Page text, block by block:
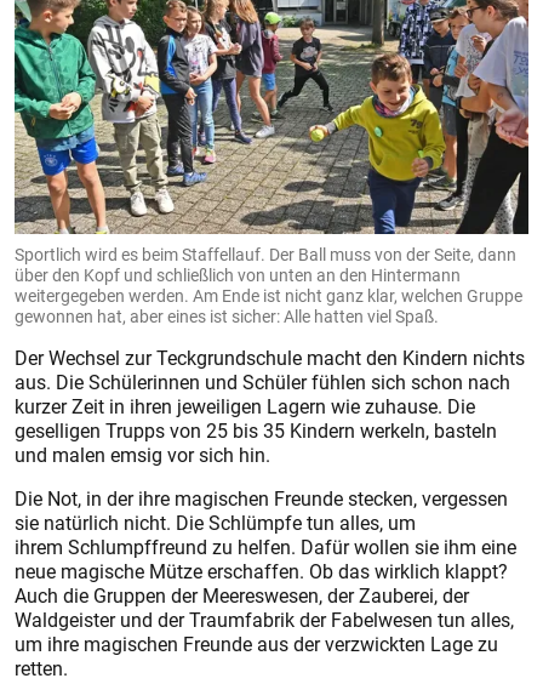
Sportlich wird es beim Staffellauf. Der Ball muss von der Seite, dann
über den Kopf und schließlich von unten an den Hintermann
weitergegeben werden. Am Ende ist nicht ganz klar, welchen Gruppe
gewonnen hat, aber eines ist sicher: Alle hatten viel Spaß.
Der Wechsel zur Teckgrundschule macht den Kindern nichts
aus. Die Schülerinnen und Schüler fühlen sich schon nach
kurzer Zeit in ihren jeweiligen Lagern wie zuhause. Die
geselligen Trupps von 25 bis 35 Kindern werkeln, basteln
und malen emsig vor sich hin.
Die Not, in der ihre magischen Freunde stecken, vergessen
sie natürlich nicht. Die Schlümpfe tun alles, um
ihrem Schlumpffreund zu helfen. Dafür wollen sie ihm eine
neue magische Mütze erschaffen. Ob das wirklich klappt?
Auch die Gruppen der Meereswesen, der Zauberei, der
Waldgeister und der Traumfabrik der Fabelwesen tun alles,
um ihre magischen Freunde aus der verzwickten Lage zu
retten.